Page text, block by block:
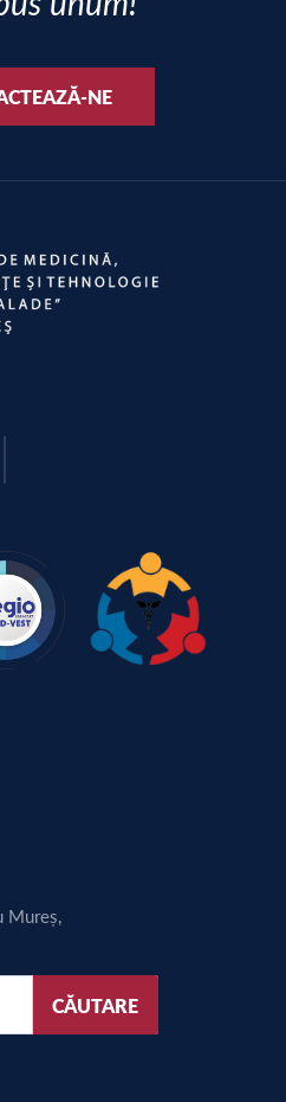
NE
Mureș,
CĂUTARE